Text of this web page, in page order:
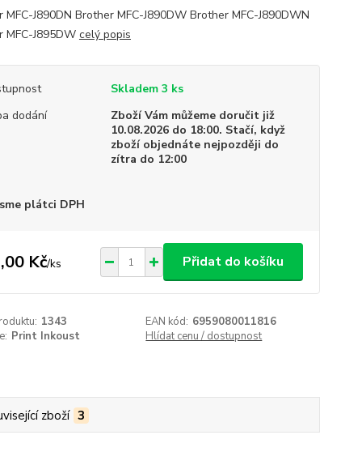
MFC-J890DN Brother MFC-J890DW Brother MFC-J890DWN
MFC-J895DW celý popis
Skladem 3 ks
dodání
Zboží Vám můžeme doručit již
10.08.2026 do 18:00. Stačí, když
zboží objednáte nejpozději do
zítra do 12:00
plátci DPH
Kč/ks Přidat do košíku
1343 EAN kód: 6959080011816
Print Inkoust Hlídat cenu / dostupnost
zboží 3